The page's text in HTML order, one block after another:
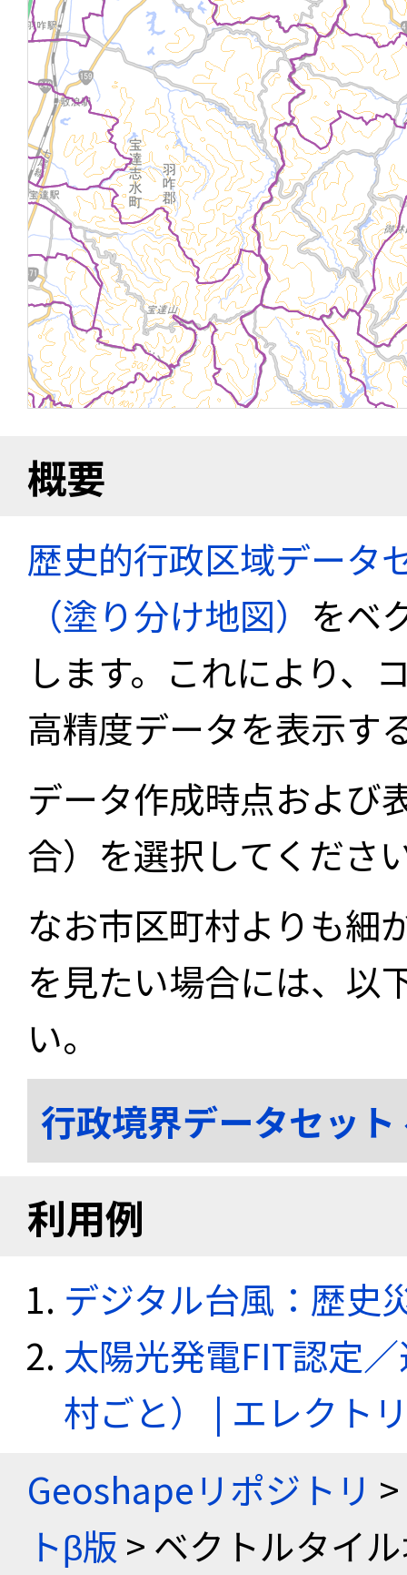
概要
歴史的行政区域データ
（塗り分け地図） をベ
します。これにより、
高精度データを表示す
データ作成時点および
合）を選択してくださ
なお市区町村よりも細
を見たい場合には、以
い。
行政境界データセッ
利用例
デジタル台風：歴史
太陽光発電FIT認定
村ごと） | エレクト
Geoshapeリポジトリ >
トβ版 > ベクトルタイ